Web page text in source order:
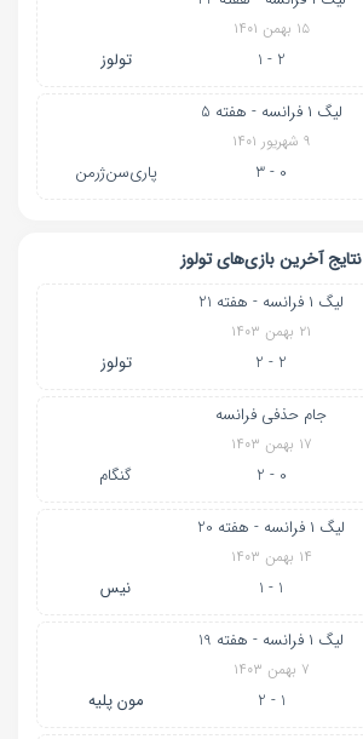
۱۵ بهمن ۱۴۰۱
2 - 1 تولوز
لیگ ۱ فرانسه - هفته 5
۹ شهریور ۱۴۰۱
0 - 3 پاری‌سن‌ژرمن
نتایج آخرین بازی‌های تولوز
لیگ ۱ فرانسه - هفته 21
۲۱ بهمن ۱۴۰۳
2 - 2 تولوز
جام حذفی فرانسه
۱۷ بهمن ۱۴۰۳
0 - 2 گنگام
لیگ ۱ فرانسه - هفته 20
۱۴ بهمن ۱۴۰۳
1 - 1 نیس
لیگ ۱ فرانسه - هفته 19
۷ بهمن ۱۴۰۳
1 - 2 مون پلیه